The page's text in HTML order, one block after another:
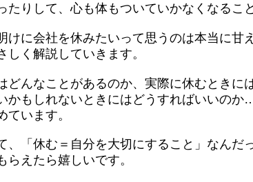
たりして、心も体もついていかなくなるこ
けに会社を休みたいって思うのは本当に甘
く解説していきます。
どんなことがあるのか、実際に休むときに
かもしれないときにはどうすればいいのか
ています。
、「休む＝自分を大切にすること」なんだ
えたら嬉しいです。